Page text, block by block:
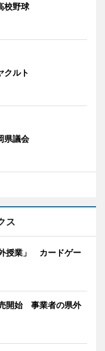
校野球
クルト
県議会
ス
授業」 カードゲー
開始 事業者の県外